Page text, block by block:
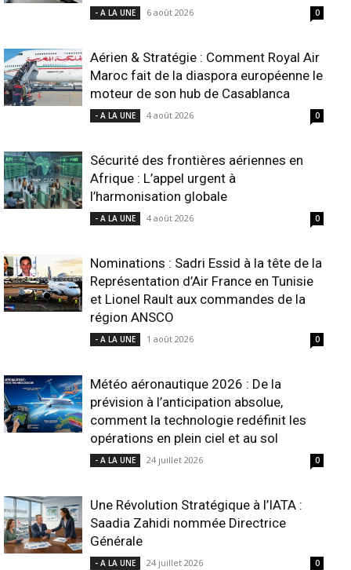
- A LA UNE 6 août 2026 0
Aérien & Stratégie : Comment Royal Air
Maroc fait de la diaspora européenne le
moteur de son hub de Casablanca
- A LA UNE 4 août 2026 0
Sécurité des frontières aériennes en
Afrique : L’appel urgent à
l’harmonisation globale
- A LA UNE 4 août 2026 0
Nominations : Sadri Essid à la tête de la
Représentation d’Air France en Tunisie
et Lionel Rault aux commandes de la
région ANSCO
- A LA UNE 1 août 2026 0
Météo aéronautique 2026 : De la
prévision à l’anticipation absolue,
comment la technologie redéfinit les
opérations en plein ciel et au sol
- A LA UNE 24 juillet 2026 0
Une Révolution Stratégique à l’IATA :
Saadia Zahidi nommée Directrice
Générale
- A LA UNE 24 juillet 2026 0